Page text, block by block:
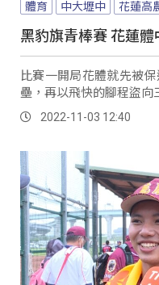
體育 中大壢中 花蓮高
黑豹旗青棒賽 花蓮
比賽一開局花體就先被
壘，再以飛快的腳程盜向
2022-11-03 12:40